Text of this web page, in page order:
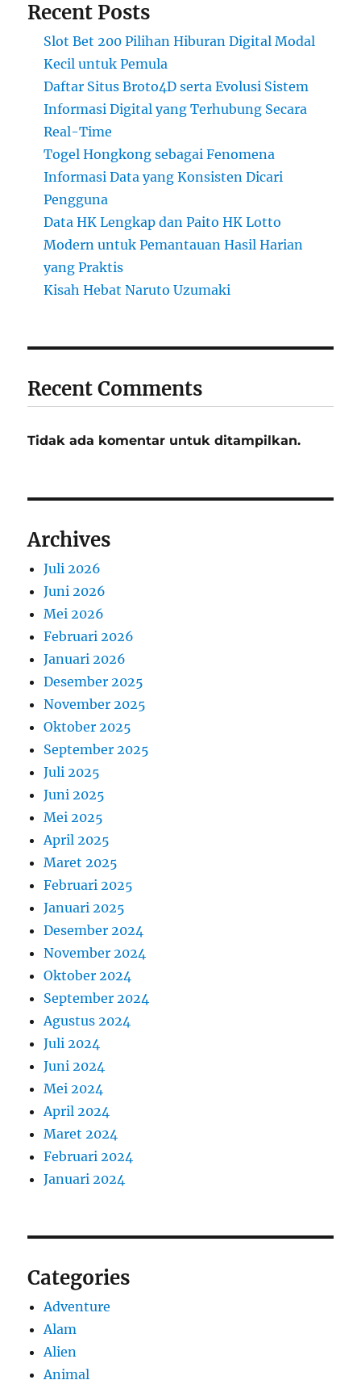
Recent Posts
Slot Bet 200 Pilihan Hiburan Digital Modal
Kecil untuk Pemula
Daftar Situs Broto4D serta Evolusi Sistem
Informasi Digital yang Terhubung Secara
Real-Time
Togel Hongkong sebagai Fenomena
Informasi Data yang Konsisten Dicari
Pengguna
Data HK Lengkap dan Paito HK Lotto
Modern untuk Pemantauan Hasil Harian
yang Praktis
Kisah Hebat Naruto Uzumaki
Recent Comments
Tidak ada komentar untuk ditampilkan.
Archives
Juli 2026
Juni 2026
Mei 2026
Februari 2026
Januari 2026
Desember 2025
November 2025
Oktober 2025
September 2025
Juli 2025
Juni 2025
Mei 2025
April 2025
Maret 2025
Februari 2025
Januari 2025
Desember 2024
November 2024
Oktober 2024
September 2024
Agustus 2024
Juli 2024
Juni 2024
Mei 2024
April 2024
Maret 2024
Februari 2024
Januari 2024
Categories
Adventure
Alam
Alien
Animal